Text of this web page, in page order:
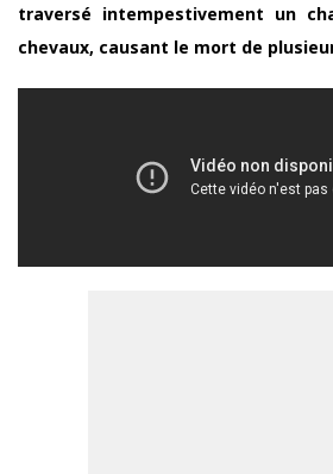
traversé intempestivement un
chevaux, causant le mort de